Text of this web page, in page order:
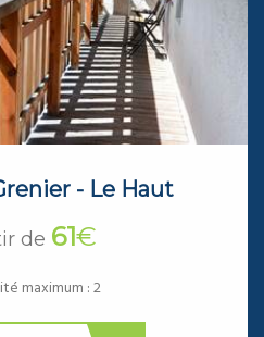
- Le Haut
de 61€
maximum : 2